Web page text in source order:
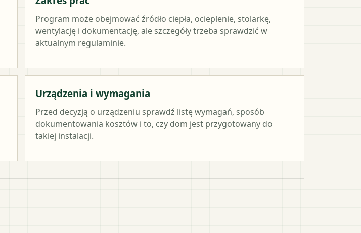
Program może obejmować źródło ciepła, ocieplenie, stolarkę,
wentylację i dokumentację, ale szczegóły trzeba sprawdzić w
aktualnym regulaminie.
Urządzenia i wymagania
Przed decyzją o urządzeniu sprawdź listę wymagań, sposób
dokumentowania kosztów i to, czy dom jest przygotowany do
takiej instalacji.